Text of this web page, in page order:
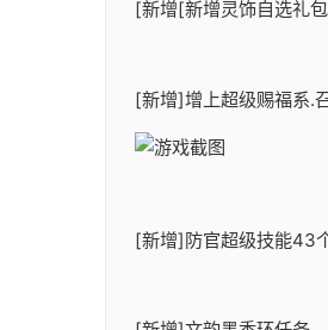
[新增[新增灵饰自选礼包
[新增]增上超级赐福系.
[新增]防官超级技能43